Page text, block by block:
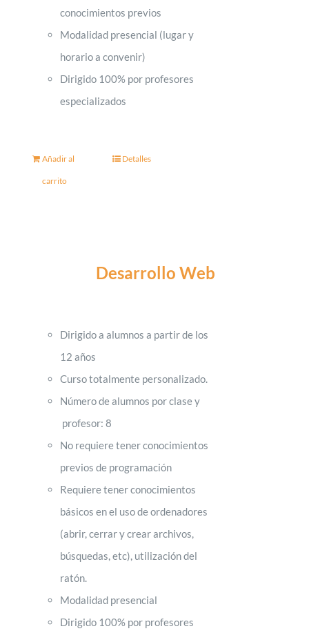
conocimientos previos
Modalidad presencial (lugar y
horario a convenir)
Dirigido 100% por profesores
especializados
Añadir al
carrito
Detalles
Desarrollo Web
Dirigido a alumnos a partir de los
12 años
Curso totalmente personalizado.
Número de alumnos por clase y
profesor: 8
No requiere tener conocimientos
previos de programación
Requiere tener conocimientos
básicos en el uso de ordenadores
(abrir, cerrar y crear archivos,
búsquedas, etc), utilización del
ratón.
Modalidad presencial
Dirigido 100% por profesores